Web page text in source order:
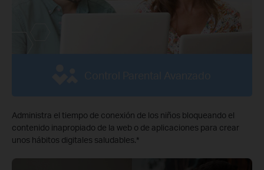
Administra el tiempo de conexión de los niños bloqueando el
contenido inapropiado de la web o de aplicaciones para crear
unos hábitos digitales saludables.*